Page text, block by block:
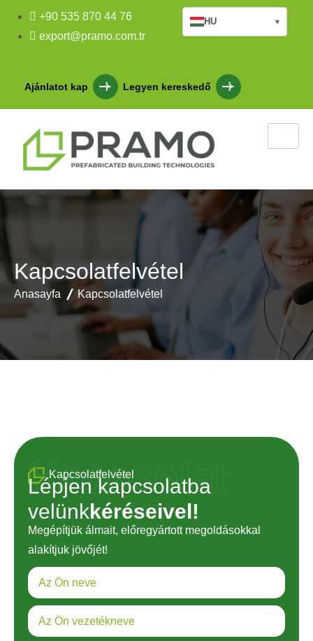
+90 535 870 44 76
export@pramo.com.tr
Ajánlatot kap Legyen kereskedő
HU ▾
Kapcsolatfelvétel
Anasayfa Kapcsolatfelvétel
Kapcsolat
Kapcsolatfelvétel
Lépjen kapcsolatba
velünkkéréseivel!
Megépítjük álmait, előregyártott megoldásokkal
alakítjuk jövőjét!